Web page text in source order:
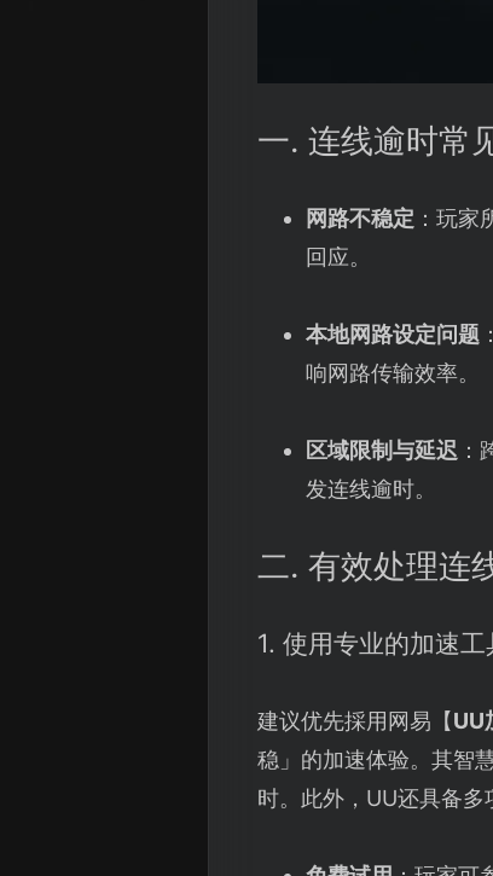
一. 连线逾时常
网路不稳定 ：玩
回应。
本地网路设定问题
响网路传输效率。
区域限制与延迟：
发连线逾时。
二. 有效处理连
1. 使用专业的加速工
建议优先採用网易【UU
稳」的加速体验。其智
时。此外，UU还具备多